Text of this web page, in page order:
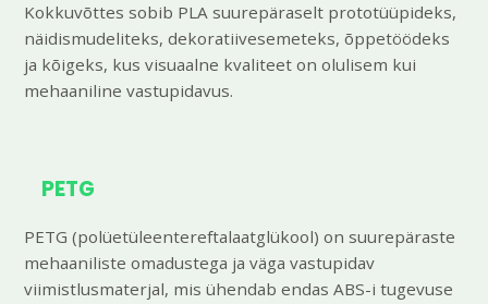
Kokkuvõttes sobib PLA suurepäraselt prototüüpideks,
näidismudeliteks, dekoratiivesemeteks, õppetöödeks
ja kõigeks, kus visuaalne kvaliteet on olulisem kui
mehaaniline vastupidavus.
PETG
PETG (polüetüleentereftalaatglükool) on suurepäraste
mehaaniliste omadustega ja väga vastupidav
viimistlusmaterjal, mis ühendab endas ABS-i tugevuse